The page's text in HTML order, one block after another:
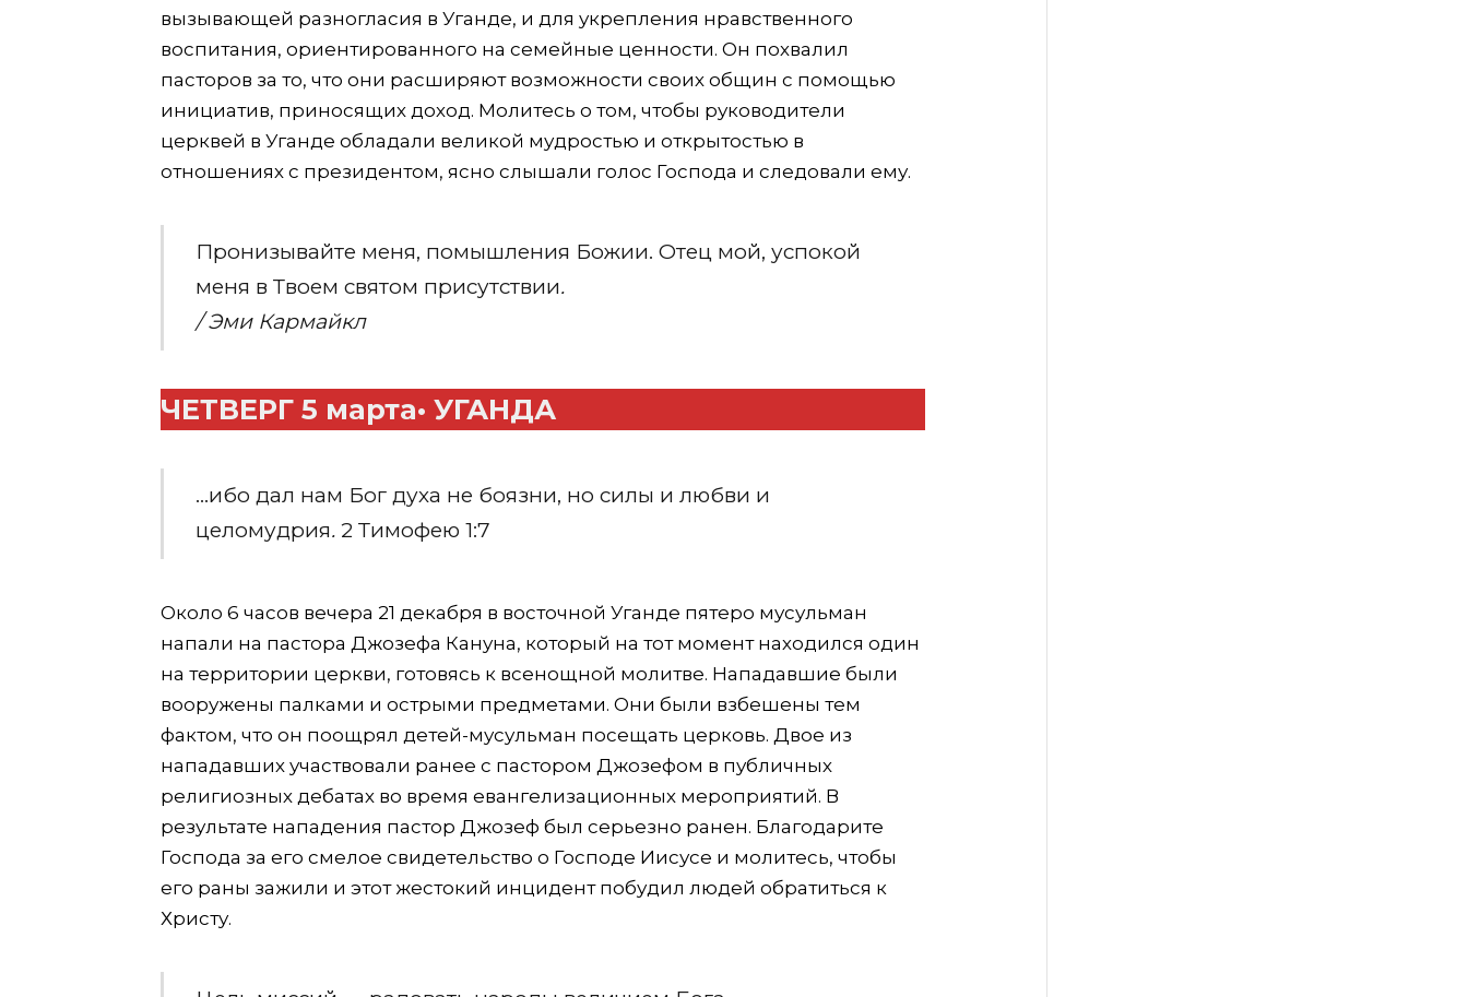
вызывающей разногласия в Уганде, и для укрепления нравственного
воспитания, ориентированного на семейные ценности. Он похвалил
пасторов за то, что они расширяют возможности своих общин с помощью
инициатив, приносящих доход. Молитесь о том, чтобы руководители
церквей в Уганде обладали великой мудростью и открытостью в
отношениях с президентом, ясно слышали голос Господа и следовали ему.
Пронизывайте меня, помышления Божии. Отец мой, успокой
меня в Твоем святом присутствии.
/ Эми Кармайкл
ЧЕТВЕРГ 5 марта• УГАНДА
…ибо дал нам Бог духа не боязни, но силы и любви и
целомудрия. 2 Тимофею 1:7
Около 6 часов вечера 21 декабря в восточной Уганде пятеро мусульман
напали на пастора Джозефа Кануна, который на тот момент находился один
на территории церкви, готовясь к всенощной молитве. Нападавшие были
вооружены палками и острыми предметами. Они были взбешены тем
фактом, что он поощрял детей-мусульман посещать церковь. Двое из
нападавших участвовали ранее с пастором Джозефом в публичных
религиозных дебатах во время евангелизационных мероприятий. В
результате нападения пастор Джозеф был серьезно ранен. Благодарите
Господа за его смелое свидетельство о Господе Иисусе и молитесь, чтобы
его раны зажили и этот жестокий инцидент побудил людей обратиться к
Христу.